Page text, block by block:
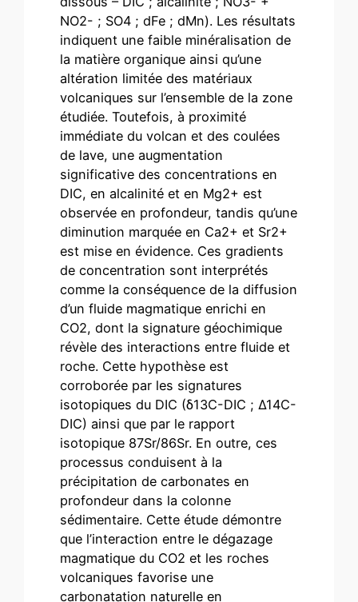
NO2- ; SO4 ; dFe ; dMn). Les résultats
indiquent une faible minéralisation de
la matière organique ainsi qu’une
altération limitée des matériaux
volcaniques sur l’ensemble de la zone
étudiée. Toutefois, à proximité
immédiate du volcan et des coulées
de lave, une augmentation
significative des concentrations en
DIC, en alcalinité et en Mg2+ est
observée en profondeur, tandis qu’une
diminution marquée en Ca2+ et Sr2+
est mise en évidence. Ces gradients
de concentration sont interprétés
comme la conséquence de la diffusion
d’un fluide magmatique enrichi en
CO2, dont la signature géochimique
révèle des interactions entre fluide et
roche. Cette hypothèse est
corroborée par les signatures
isotopiques du DIC (δ13C-DIC ; Δ14C-
DIC) ainsi que par le rapport
isotopique 87Sr/86Sr. En outre, ces
processus conduisent à la
précipitation de carbonates en
profondeur dans la colonne
sédimentaire. Cette étude démontre
que l’interaction entre le dégazage
magmatique du CO2 et les roches
volcaniques favorise une
carbonatation naturelle en